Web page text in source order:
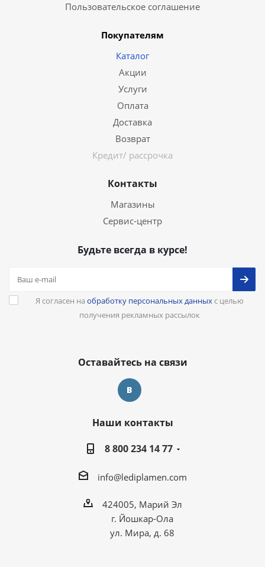
Пользовательское соглашение
Покупателям
Каталог
Акции
Услуги
Оплата
Доставка
Возврат
Кредит/ рассрочка
Контакты
Магазины
Сервис-центр
Будьте всегда в курсе!
Я согласен на обработку персональных данныхс целью
получения рекламных рассылок
Оставайтесь на связи
Наши контакты
8 800 234 14 77
info@lediplamen.com
424005, Марий Эл
г. Йошкар-Ола
ул. Мира, д. 68